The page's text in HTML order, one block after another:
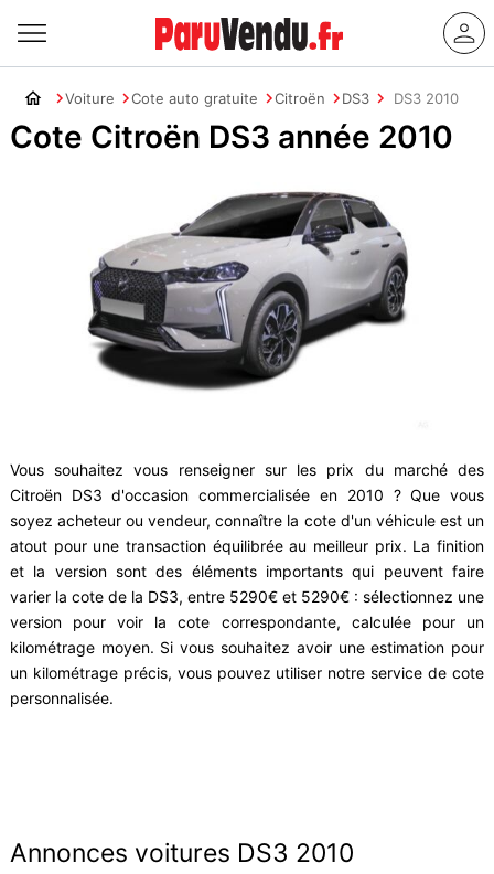
Voiture Cote auto gratuite Citroën DS3 DS3 2010
Cote Citroën DS3 année 2010
Vous souhaitez vous renseigner sur les prix du marché des
Citroën DS3 d'occasion commercialisée en 2010 ? Que vous
soyez acheteur ou vendeur, connaître la cote d'un véhicule est un
atout pour une transaction équilibrée au meilleur prix. La finition
et la version sont des éléments importants qui peuvent faire
varier la cote de la DS3, entre 5290€ et 5290€ : sélectionnez une
version pour voir la cote correspondante, calculée pour un
kilométrage moyen. Si vous souhaitez avoir une estimation pour
un kilométrage précis, vous pouvez utiliser notre service de cote
personnalisée.
Annonces voitures DS3 2010